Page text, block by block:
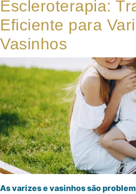
Escleroterapia:
Eficiente para
Vasinhos
As varizes e vasinhos são